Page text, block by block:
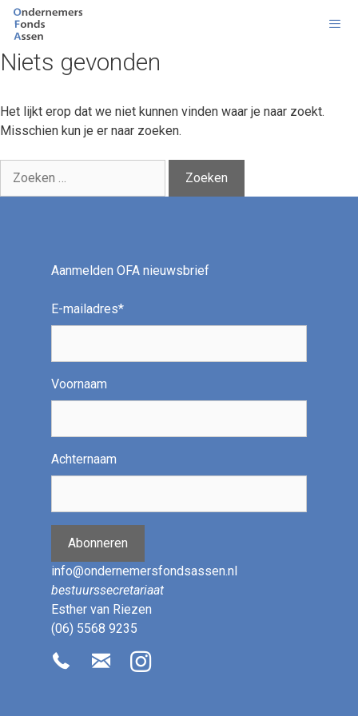
naar
inhoud
Niets gevonden
Het lijkt erop dat we niet kunnen vinden waar je naar zoekt.
Misschien kun je er naar zoeken.
naar:
Aanmelden OFA nieuwsbrief
E-mailadres*
Voornaam
Achternaam
Abonneren
info@ondernemersfondsassen.nl
bestuurssecretariaat
Esther van Riezen
(06) 5568 9235